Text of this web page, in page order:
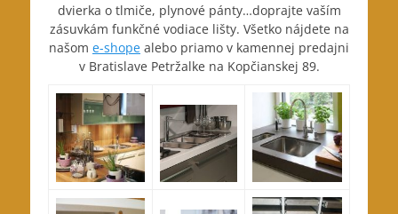
dvierka o tlmiče, plynové pánty…doprajte vaším
zásuvkám funkčné vodiace lišty. Všetko nájdete na
našom e-shope alebo priamo v kamennej predajni
v Bratislave Petržalke na Kopčianskej 89.